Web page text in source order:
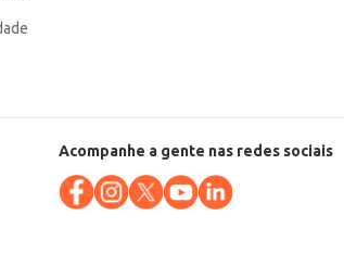
Acompanhe a gente nas redes sociais